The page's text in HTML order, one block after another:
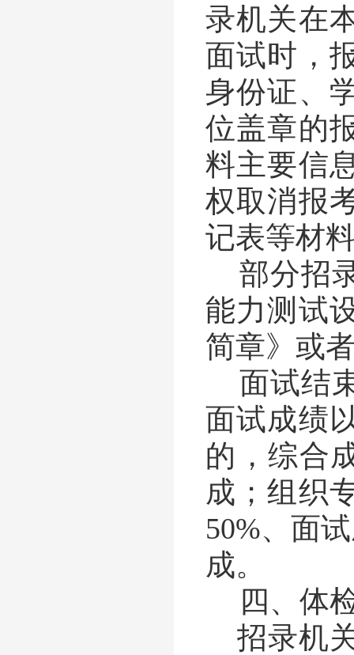
录机关在
面试时，
身份证、
位盖章的
料主要信
权取消报
记表等材
部分招
能力测试
简章》或
面试结
面试成绩
的，综合
成；组织
50%、面
成。
四、体
招录机